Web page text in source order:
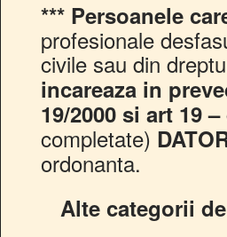
*** Persoanele
profesionale
civile sau din
incareaza in
19/2000 si art 19
completate)
ordonanta.
Alte categorii